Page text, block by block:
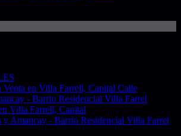
Villa Farrell, Capital
y Amancay - Barrio Residencial Villa Farrel